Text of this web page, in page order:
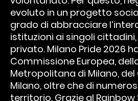
evoluto in un progetto
grado di abbracciare
istituzioni ai singoli
privato. Milano Pride 2026
Commissione Europea,
Metropolitana di Milano,
Milano, oltre che di
territorio. Grazie al Rainbow